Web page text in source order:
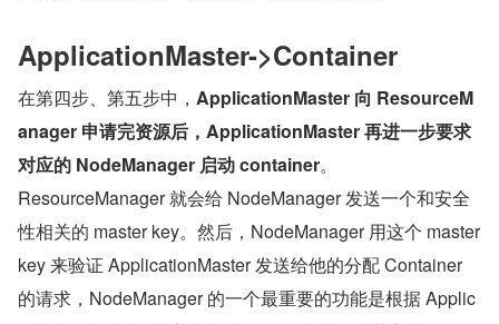
ApplicationMaster->Container
在第四步、第五步中， ApplicationMaster 向 ResourceM
anager 申请完资源后，ApplicationMaster 再进一步要求
对应的 NodeManager 启动 container。
ResourceManager 就会给 NodeManager 发送一个和安全
性相关的 master key。然后，NodeManager 用这个 master
key 来验证 ApplicationMaster 发送给他的分配 Container
的请求，NodeManager 的一个最重要的功能是根据 Applic